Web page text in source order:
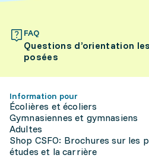
FAQ
Questions d’orientation
posées
Information pour
Écolières et écoliers
Gymnasiennes et gymnasiens
Adultes
Shop CSFO: Brochures sur les
études et la carrière